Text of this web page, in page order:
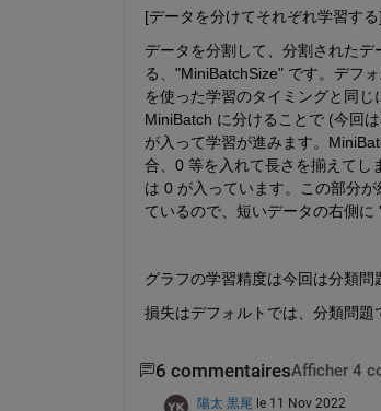
[データを分けてそれぞれ学習する]
データを分割して、分割された
る、"MiniBatchSize" です。デフ
を使った学習のタイミングと同
MiniBatch に分けることで (今回は
が入って学習が進みます。
合、0 等を入れて長さを揃えてし
は 0 が入っています。この部分
ているので、短いデータの右側に
グラフの学習精度は今回は分類問
損失はデフォルトでは、分類問
6 commentairesAfficher 4
陽太 黒尾 le 11 Nov 2022